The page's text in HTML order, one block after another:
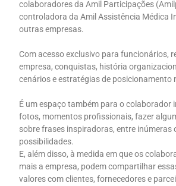
colaboradores da Amil Participações
controladora da Amil Assistência Médica
outras empresas.
Com acesso exclusivo para funcionários,
empresa, conquistas, história
cenários e estratégias de posicionamento
É um espaço também para o colaborador
fotos, momentos profissionais, fazer
sobre frases inspiradoras, entre inúmeras
possibilidades.
E, além disso, à medida em que os
mais a empresa, podem compartilhar
valores com clientes, fornecedores e